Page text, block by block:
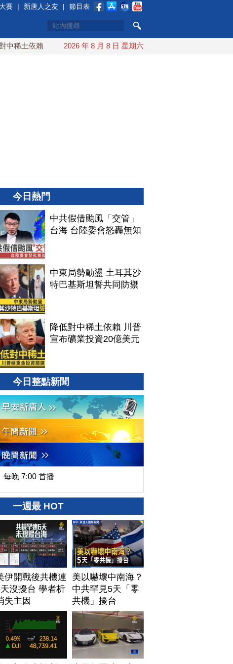
大賽 | 新唐人之友 | 節目表
稀土依賴 川普宣布礦業投資20億美元 中東局勢動盪 土耳其沙特
2026 年 8 月 8 日 星期六
今日熱門
中共假借颱風「交管」
台海 台陸委會怒轟無知
中東局勢動盪 土耳其沙
特巴基斯坦誓共同防禦
降低對中稀土依賴 川普
宣布礦業投資20億美元
今日整點新聞
每晚 7:00 首播
一週最 HOT
伊開戰後共機連
沒擾台 學者析
失主因
美以嚇壞中南海？
中共罕見5天「零
共機」擾台